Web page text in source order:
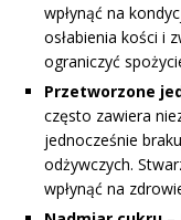
wpłynąć na
osłabienia kości i
ograniczyć
Przetworzone
często zawiera
jednocześnie
odżywczych.
wpłynąć na